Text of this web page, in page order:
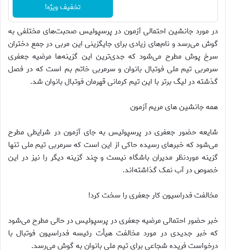
تخفیف ویژه!
در مورد جانشین احتمالی آزمون در پرسپولیس صحبت‌های مختلفی به
گوش می‌رسد و نام‌های زیادی برای جایگزینی این مربی در جمع دختران
سرخ پوش مطرح می‌شود که جدی‌ترین این گزینه‌ها مرضیه جعفری
سرمربی تیم ملی فوتبال بانوان و سرمربی خاتم بم است که در فصل
گذشته در لیگ برتر با این تیم کرمانی قهرمان فوتبال بانوان شد.
همه جانشین های مریم آزمون
شایعه حضور جعفری در پرسپولیس به جای آزمون در شرایطی مطرح
می‌شود که خبر‌های رسیده حاکی از این است که سرمربی تیم ملی تنها
گزینه موردنظر مدیران باشگاه نیست و چند گزینه دیگر را نیز در این
خصوص در آب نمک گذاشته‌اند.
مخالفت فدراسیون کار جعفری را سخت کرد!
خبر حضور احتمالی مرضیه جعفری در پرسپولیس در حالی مطرح می‌شود
که خبر جدیدی در مورد مخالفت هیأت رئیسه فدراسیون فوتبال با
درخواست فریده شجاعی برای تیم ملی بانوان به گوش می‌رسد.